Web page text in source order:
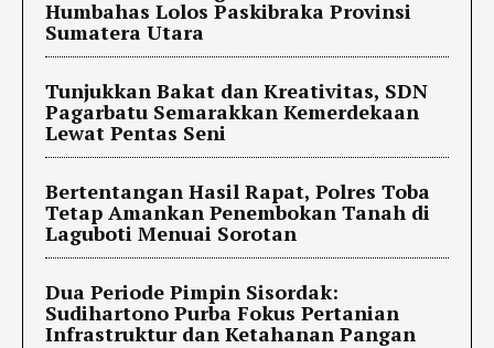
Humbahas Lolos Paskibraka Provinsi
Sumatera Utara
Tunjukkan Bakat dan Kreativitas, SDN
Pagarbatu Semarakkan Kemerdekaan
Lewat Pentas Seni
Bertentangan Hasil Rapat, Polres Toba
Tetap Amankan Penembokan Tanah di
Laguboti Menuai Sorotan
Dua Periode Pimpin Sisordak:
Sudihartono Purba Fokus Pertanian
Infrastruktur dan Ketahanan Pangan